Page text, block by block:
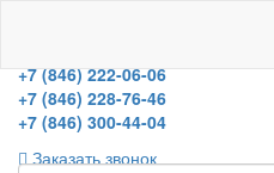
+7 (846) 222-06-06
+7 (846) 228-76-46
+7 (846) 300-44-04
Заказать звонок